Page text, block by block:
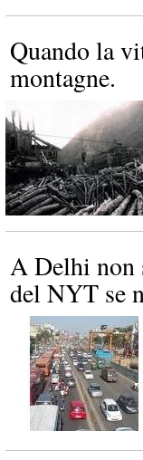
Quando la
montagne.
A Delhi non
del NYT se